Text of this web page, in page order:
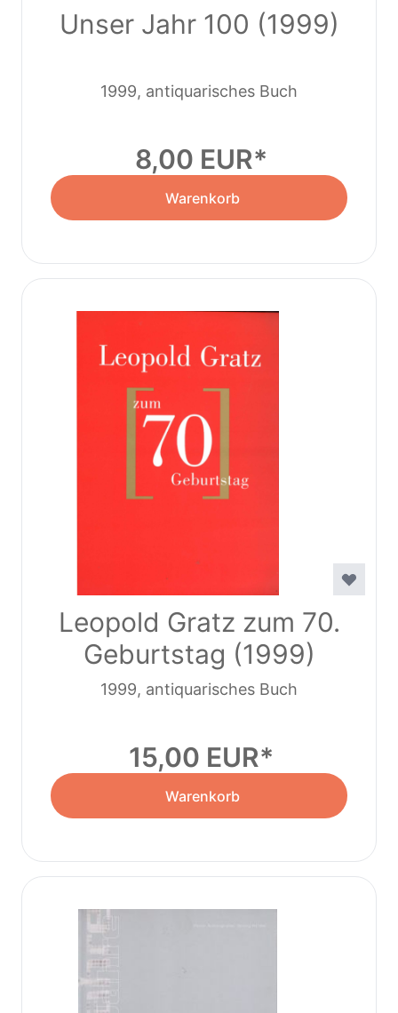
Unser Jahr 100 (1999)
1999, antiquarisches Buch
8,00 EUR
Warenkorb
Leopold Gratz zum 70.
Geburtstag (1999)
1999, antiquarisches Buch
15,00 EUR
Warenkorb